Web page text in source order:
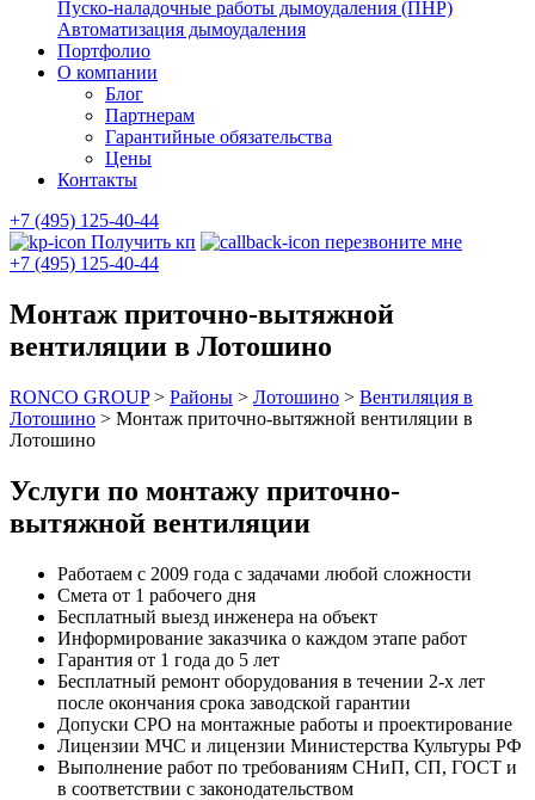
Пуско-наладочные работы дымоудаления (ПНР)
Автоматизация дымоудаления
Портфолио
О компании
Блог
Партнерам
Гарантийные обязательства
Цены
Контакты
+7 (495) 125-40-44
Получить кп
перезвоните мне
+7 (495) 125-40-44
Монтаж приточно-вытяжной
вентиляции в Лотошино
RONCO GROUP> Районы > Лотошино > Вентиляция в
Лотошино > Монтаж приточно-вытяжной вентиляции в
Лотошино
Услуги по монтажу приточно-
вытяжной вентиляции
Работаем с 2009 года с задачами любой сложности
Смета от 1 рабочего дня
Бесплатный выезд инженера на объект
Информирование заказчика о каждом этапе работ
Гарантия от 1 года до 5 лет
Бесплатный ремонт оборудования в течении 2-х лет
после окончания срока заводской гарантии
Допуски СРО на монтажные работы и проектирование
Лицензии МЧС и лицензии Министерства Культуры РФ
Выполнение работ по требованиям СНиП, СП, ГОСТ и
в соответствии с законодательством